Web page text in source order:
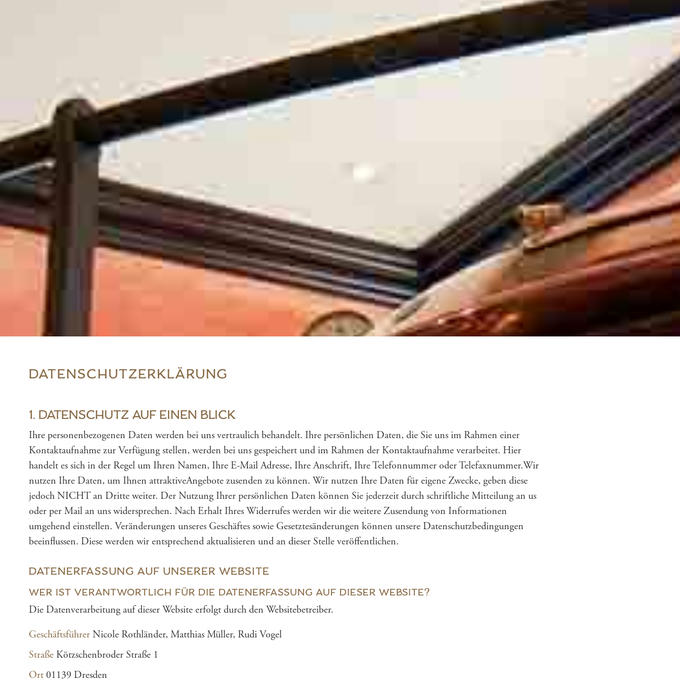
DATENSCHUTZERKLÄRUNG
1. DATENSCHUTZ AUF EINEN BLICK
Ihre personenbezogenen Daten werden bei uns vertraulich behandelt. Ihre persönlichen Daten, die Sie uns im Rahmen einer
Kontaktaufnahme zur Verfügung stellen, werden bei uns gespeichert und im Rahmen der Kontaktaufnahme verarbeitet. Hier
handelt es sich in der Regel um Ihren Namen, Ihre E-Mail Adresse, Ihre Anschrift, Ihre Telefonnummer oder Telefaxnummer.Wir
nutzen Ihre Daten, um Ihnen attraktiveAngebote zusenden zu können. Wir nutzen Ihre Daten für eigene Zwecke, geben diese
jedoch NICHT an Dritte weiter. Der Nutzung Ihrer persönlichen Daten können Sie jederzeit durch schriftliche Mitteilung an us
oder per Mail an uns widersprechen. Nach Erhalt Ihres Widerrufes werden wir die weitere Zusendung von Informationen
umgehend einstellen. Veränderungen unseres Geschäftes sowie Gesetztesänderungen können unsere Datenschutzbedingungen
beeinflussen. Diese werden wir entsprechend aktualisieren und an dieser Stelle veröffentlichen.
DATENERFASSUNG AUF UNSERER WEBSITE
WER IST VERANTWORTLICH FÜR DIE DATENERFASSUNG AUF DIESER WEBSITE?
Die Datenverarbeitung auf dieser Website erfolgt durch den Websitebetreiber.
Geschäftsführer Nicole Rothländer, Matthias Müller, Rudi Vogel
Straße Kötzschenbroder Straße 1
Ort 01139 Dresden